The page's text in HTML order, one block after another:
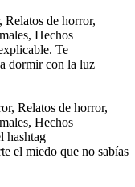
Relatos de horror,
Hechos
Te
dormir con la luz
Relatos de horror,
Hechos
hashtag
el miedo que no sabías